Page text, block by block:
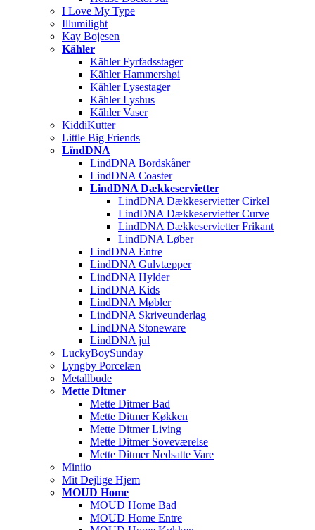
I Love My Type
Illumilight
Kay Bojesen
Kähler
Kähler Fyrfadsstager
Kähler Hammershøi
Kähler Lysestager
Kähler Lyshus
Kähler Vaser
KiddiKutter
Little Big Friends
LïndDNA
LindDNA Bordskåner
LindDNA Coaster
LindDNA Dækkeservietter
LindDNA Dækkeservietter Cirkel
LindDNA Dækkeservietter Curve
LindDNA Dækkeservietter Frikant
LindDNA Løber
LindDNA Entre
LindDNA Gulvtæpper
LindDNA Hylder
LindDNA Kids
LindDNA Møbler
LindDNA Skriveunderlag
LindDNA Stoneware
LindDNA jul
LuckyBoySunday
Lyngby Porcelæn
Metallbude
Mette Ditmer
Mette Ditmer Bad
Mette Ditmer Køkken
Mette Ditmer Living
Mette Ditmer Soveværelse
Mette Ditmer Nedsatte Vare
Miniio
Mit Dejlige Hjem
MOUD Home
MOUD Home Bad
MOUD Home Entre